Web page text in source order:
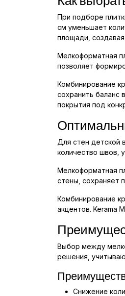
При подборе
см уменьшает
площади,
Мелкоформатная
позволяет
Комбинирование
сохранить баланс
покрытия под
Для стен детской
количество швов,
Мелкоформатная
стены, сохраняет
Комбинирование
акцентов. Kerama
Выбор между
решения,
Снижение